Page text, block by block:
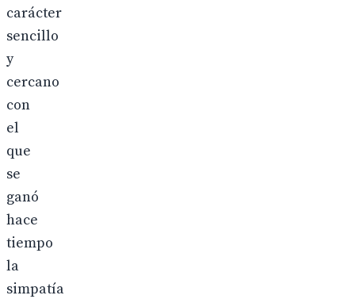
carácter
sencillo
y
cercano
con
el
que
se
ganó
hace
tiempo
la
simpatía